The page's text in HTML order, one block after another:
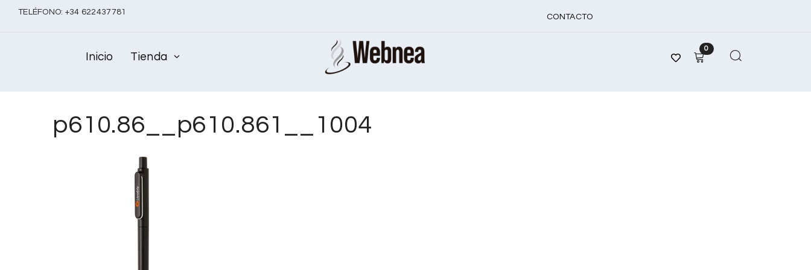
TELÉFONO: +34 622437781
CONTACTO
Inicio Tienda
0
p610.86__p610.861__1004